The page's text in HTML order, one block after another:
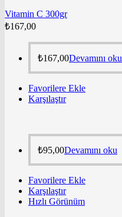
Vitamin C 300gr
₺167,00
₺167,00Devamını oku
Favorilere Ekle
Karşılaştır
₺95,00Devamını oku
Favorilere Ekle
Karşılaştır
Hızlı Görünüm